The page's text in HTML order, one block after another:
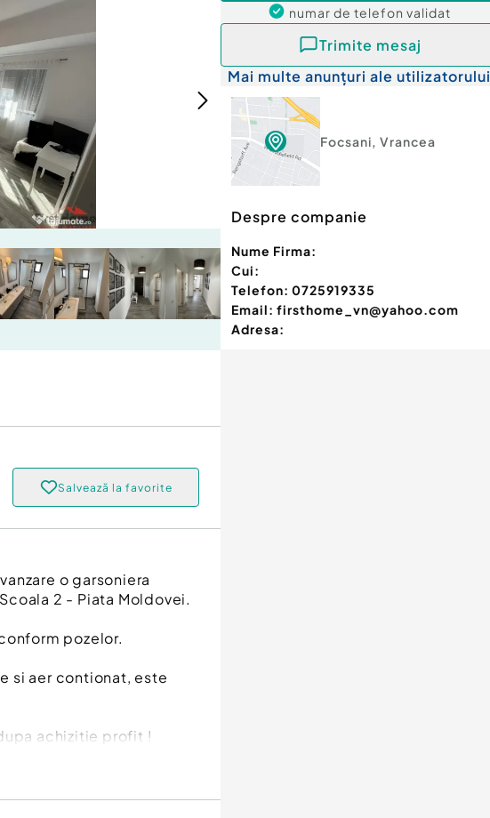
Salvează la favorite
o garsoniera
2 - Piata Moldovei.
pozelor.
si aer contionat, este
achizitie profit !
numar de telefon validat
Trimite mesaj
Mai multe anunțuri ale utilizatorului
Focsani, Vrancea
Despre companie
Nume Firma:
Cui:
Telefon: 0725919335
Email: firsthome_vn@yahoo.com
Adresa: